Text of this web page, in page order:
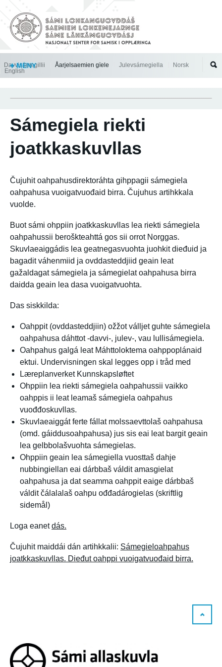
MENY
Davvisámegillii Åarjelsaemien gïele Julevsámegiella
Norsk
English
Sámegiela riekti
joatkkaskuvllas
Čujuhit oahpahusdirektoráhta gihppagii sámegiela
oahpahusa vuoigatvuođaid birra. Čujuhus artihkkala
vuolde.
Buot sámi ohppiin joatkkaskuvllas lea riekti sámegiela
oahpahussii beroškteahttá gos sii orrot Norggas.
Skuvlaeaiggádis lea geatnegasvuohta juohkit dieđuid ja
bagadit váhenmiid ja ovddasteddjiid geain leat
gažaldagat sámegiela ja sámegielat oahpahusa birra
daidda geain lea dasa vuoigatvuohta.
Das siskkilda:
Oahppit (ovddasteddjiin) ožžot válljet guhte sámegiela
oahpahusa dáhttot -davvi-, julev-, vau lullisámegiela.
Oahpahus galgá leat Máhttoloktema oahppoplánaid
ektui. Undervisningen skal legges opp i tråd med
Læreplanverket Kunnskapsløftet
Ohppiin lea riekti sámegiela oahpahussii vaikko
oahppis ii leat leamaš sámegiela oahpahus
vuođđoskuvllas.
Skuvlaeaiggát ferte fállat molssaevttolaš oahpahusa
(omd. gáiddusoahpahusa) jus sis eai leat bargit geain
lea gelbbolašvuohta sámegielas.
Ohppiin geain lea sámegiella vuosttaš dahje
nubbingiellan eai dárbbaš váldit amasgielat
oahpahusa ja dat seamma oahppit eaige dárbbaš
váldit čálalalaš oahpu ođđadárogielas (skriftlig
sidemål)
Loga eanetdás.
Čujuhit maiddái dán artihkkalii: Sámegieloahpahus
joatkkaskuvllas. Dieđut oahppi vuoigatvuođaid birra.